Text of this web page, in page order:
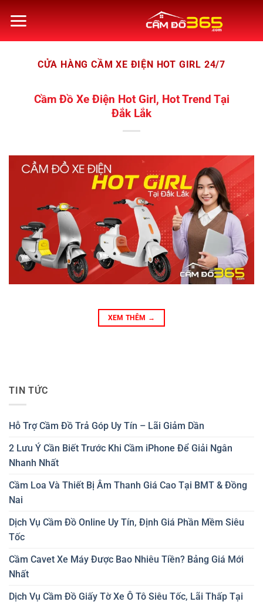
qua
CỬA HÀNG CẦM XE ĐIỆN HOT GIRL 24/7
Cầm Đồ Xe Điện Hot Girl, Hot Trend Tại
Đắk Lắk
XEM THÊM →
TIN TỨC
Hỗ Trợ Cầm Đồ Trả Góp Uy Tín – Lãi Giảm Dần
2 Lưu Ý Cần Biết Trước Khi Cầm iPhone Để Giải Ngân
Nhanh Nhất
Cầm Loa Và Thiết Bị Âm Thanh Giá Cao Tại BMT & Đồng
Nai
Dịch Vụ Cầm Đồ Online Uy Tín, Định Giá Phần Mềm Siêu
Tốc
Cầm Cavet Xe Máy Được Bao Nhiêu Tiền? Bảng Giá Mới
Nhất
Dịch Vụ Cầm Đồ Giấy Tờ Xe Ô Tô Siêu Tốc, Lãi Thấp Tại